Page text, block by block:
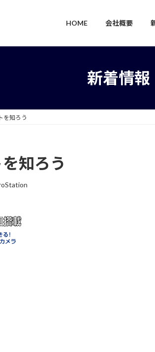
HOME 会社概要
新着情報
を知ろう
知ろう